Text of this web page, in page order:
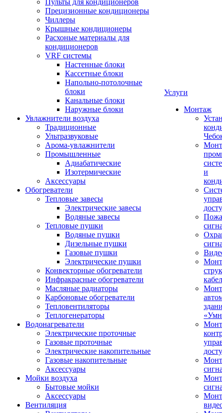
Пульты для кондиционеров
Прецизионные кондиционеры
Чиллеры
Крышные кондиционеры
Расхоные материалы для
кондиционеров
VRF системы
Настенные блоки
Кассетные блоки
Напольно-потолочные
блоки
Канальные блоки
Наружные блоки
Увлажнители воздуха
Традиционные
Ультразвуковые
Арома-увлажнители
Промышленныe
Адиабатические
Изотермические
Аксессуары
Обогреватели
Тепловые завесы
Электрические завесы
Водяные завесы
Тепловые пушки
Водяные пушки
Дизельные пушки
Газовые пушки
Электрические пушки
Конвекторные обогреватели
Инфракрасные обогреватели
Масляные радиаторы
Карбоновые обогреватели
Тепловентиляторы
Теплогенераторы
Водонагреватели
Электрические проточные
Газовые проточные
Электрические накопительные
Газовые накопительные
Аксессуары
Мойки воздуха
Бытовые мойки
Аксессуары
Вентиляция
Услуги
Монтаж
и